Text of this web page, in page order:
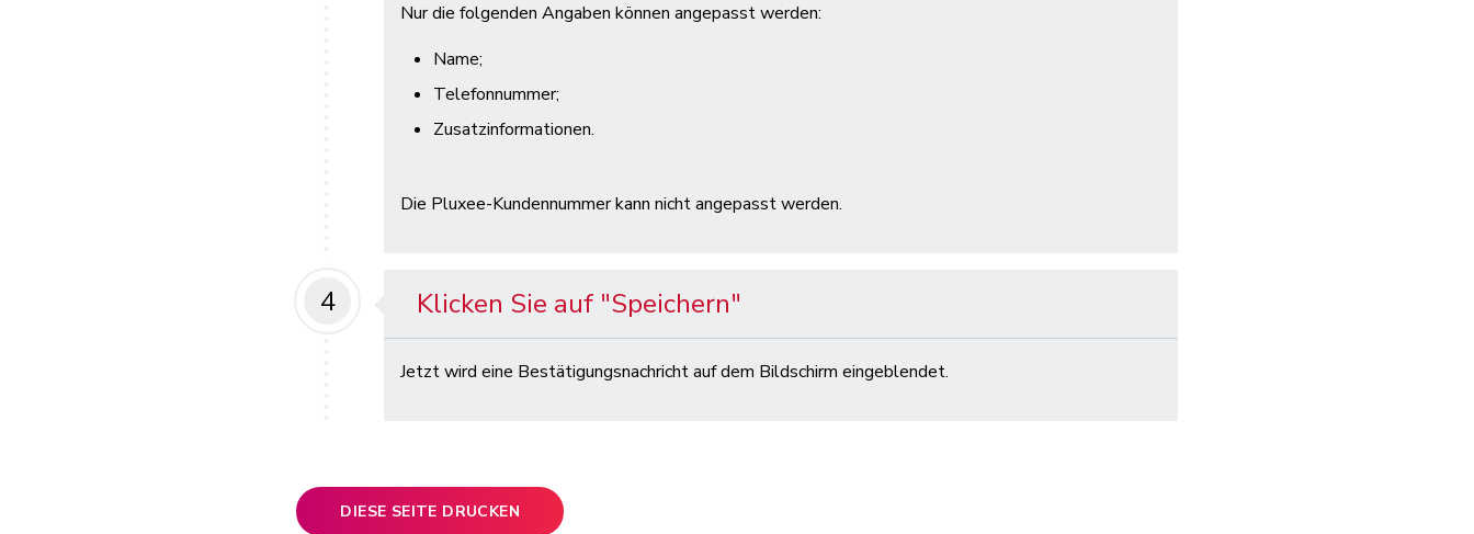
Nur die folgenden Angaben können angepasst werden:
Name;
Telefonnummer;
Zusatzinformationen.
Die Pluxee-Kundennummer kann nicht angepasst werden.
4 Klicken Sie auf "Speichern"
Jetzt wird eine Bestätigungsnachricht auf dem Bildschirm eingeblendet.
DIESE SEITE DRUCKEN